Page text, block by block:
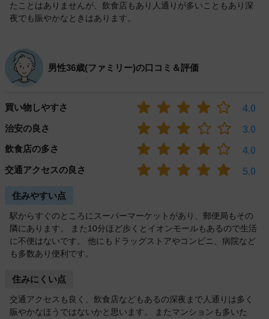
たことはありませんが、飲食店もあり人通りが多いこともあり深
夜でも賑やかなときはあります。
男性36歳(ファミリー)の口コミ＆評価
買い物しやすさ
4.0
治安の良さ
3.0
飲食店の多さ
4.0
交通アクセスの良さ
5.0
住みやすい点
駅からすぐのところにスーパーマーケットがあり、郵便局もその
隣にあります。 また10分ほど歩くとイオンモールもあるので生活
に不便はないです。 他にもドラッグストアやコンビニ、病院など
も多数あり便利です。
住みにくい点
交通アクセスも良く、飲食店などもあるの深夜まで人通りは多く
賑やかなほうではないかと思います。 またマンションも多いた